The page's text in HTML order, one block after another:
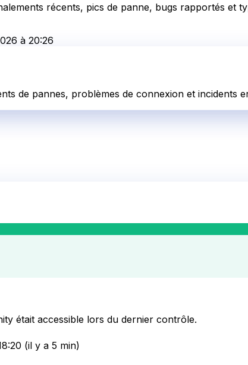
récents, pics de panne, bugs rapportés et
à 20:26
de pannes, problèmes de connexion et incidents
était accessible lors du dernier contrôle.
(il y a 5 min)